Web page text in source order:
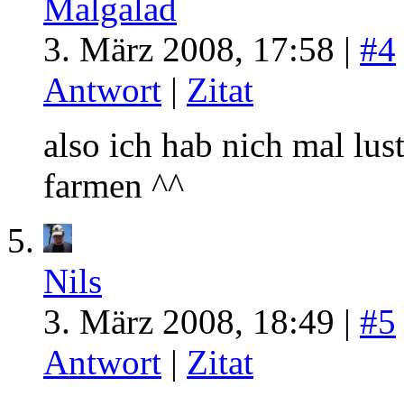
Malgalad
3. März 2008, 17:58 | #4
Antwort | Zitat
also ich hab nich mal
farmen ^^
Nils
3. März 2008, 18:49 | #5
Antwort | Zitat